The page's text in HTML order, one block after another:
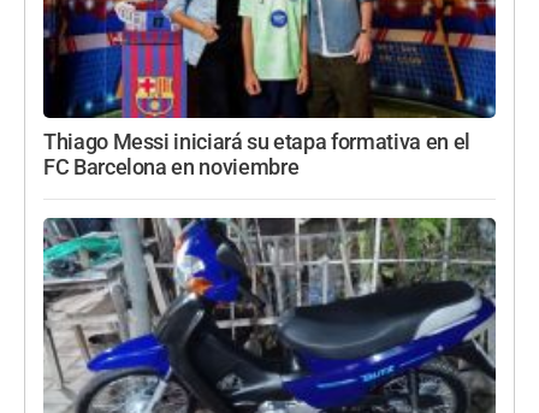
Thiago Messi iniciará su etapa formativa en el
FC Barcelona en noviembre